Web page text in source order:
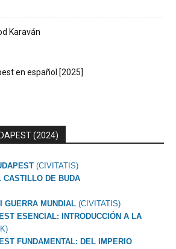
Karaván
en español [2025]
(2024)
(CIVITATIS)
CASTILLO DE BUDA
GUERRA MUNDIAL (CIVITATIS)
ESENCIAL: INTRODUCCIÓN A LA
FUNDAMENTAL: DEL IMPERIO